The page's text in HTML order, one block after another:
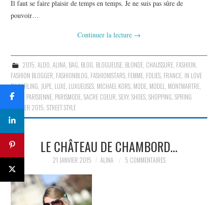
Il faut se faire plaisir de temps en temps. Je ne suis pas sûre de
pouvoir…
Continuer la lecture →
2015, ALDO, ALINA, BAG, BLOG, BLOGUEUSE, BLONDE, CHAUSSURE, FASHION,
FASHION BLOGGER, FASHIONBLOG, FASHIONISTARS, FEMME, FOLIES, FRANCE, IN LOVE
BY CARLING, JUPE, LUXE, LUXUEUSES, MICHAEL KORS, MODE, MODEL, MONTMARTRE,
PARIS
PARISIENNE, PARISMODE,SACRE COEUR,SEXY,SHOES,SHOPPING,SPRING
SUMMER 2015,STREET STYLE
LE CHÂTEAU DE CHAMBORD…
21 JANVIER 2015 ALINA 5 COMMENTAIRES